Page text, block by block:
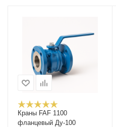
Краны FAF 1100
фланцевый Ду-100